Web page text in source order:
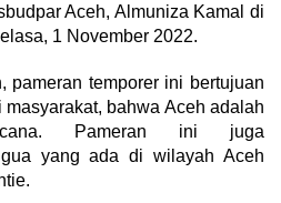
Aceh, Almuniza Kamal di
1 November 2022.
pameran temporer ini bertujuan
bahwa Aceh adalah
Pameran ini juga
gua yang ada di wilayah Aceh